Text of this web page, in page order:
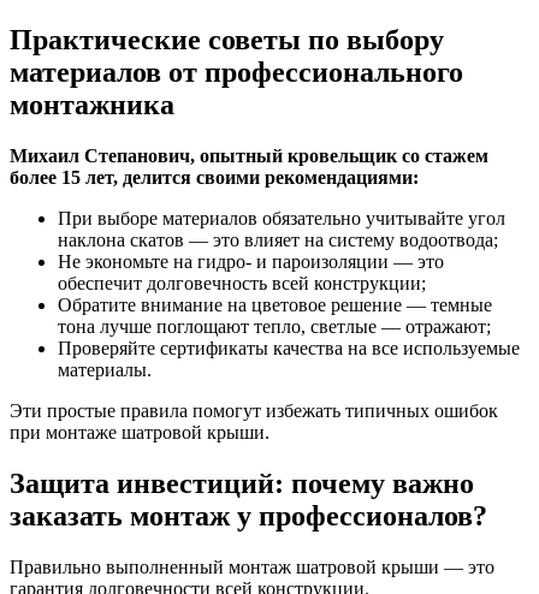
Практические советы по выбору
материалов от профессионального
монтажника
Михаил Степанович, опытный кровельщик со стажем
более 15 лет, делится своими рекомендациями:
При выборе материалов обязательно учитывайте угол
наклона скатов — это влияет на систему водоотвода;
Не экономьте на гидро- и пароизоляции — это
обеспечит долговечность всей конструкции;
Обратите внимание на цветовое решение — темные
тона лучше поглощают тепло, светлые — отражают;
Проверяйте сертификаты качества на все используемые
материалы.
Эти простые правила помогут избежать типичных ошибок
при монтаже шатровой крыши.
Защита инвестиций: почему важно
заказать монтаж у профессионалов?
Правильно выполненный монтаж шатровой крыши — это
гарантия долговечности всей конструкции.